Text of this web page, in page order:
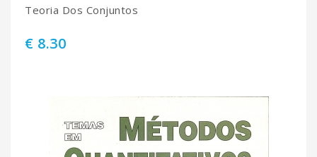
Teoria Dos Conjuntos
€ 8.30